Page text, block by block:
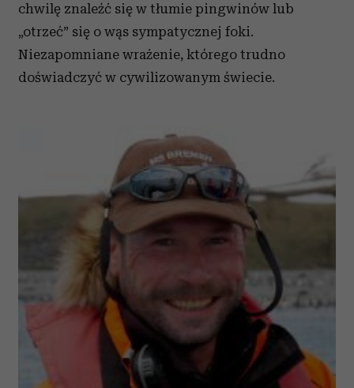
chwilę znaleźć się w tłumie pingwinów lub
„otrzeć” się o wąs sympatycznej foki.
Niezapomniane wrażenie, którego trudno
doświadczyć w cywilizowanym świecie.